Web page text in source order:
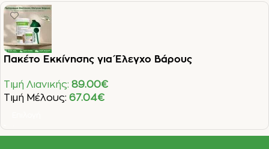
Πακέτο Εκκίνησης για Έλεγχο Βάρους
Τιμή Λιανικής: 89.00€
Τιμή Μέλους: 67.04€